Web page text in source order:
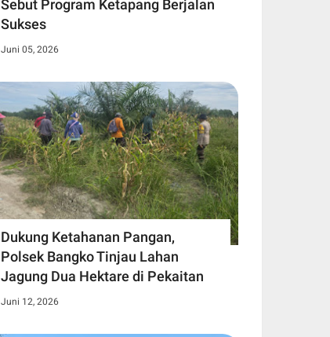
Sebut Program Ketapang Berjalan
Sukses
Juni 05, 2026
Dukung Ketahanan Pangan,
Polsek Bangko Tinjau Lahan
Jagung Dua Hektare di Pekaitan
Juni 12, 2026